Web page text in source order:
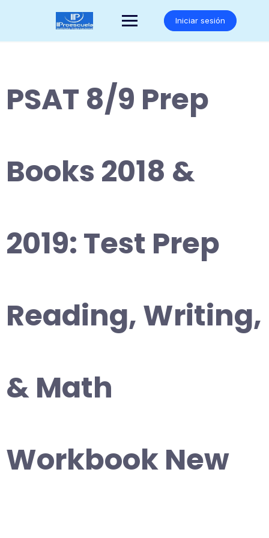
Iniciar sesión
PSAT 8/9 Prep
Books 2018 &
2019: Test Prep
Reading, Writing,
& Math
Workbook New